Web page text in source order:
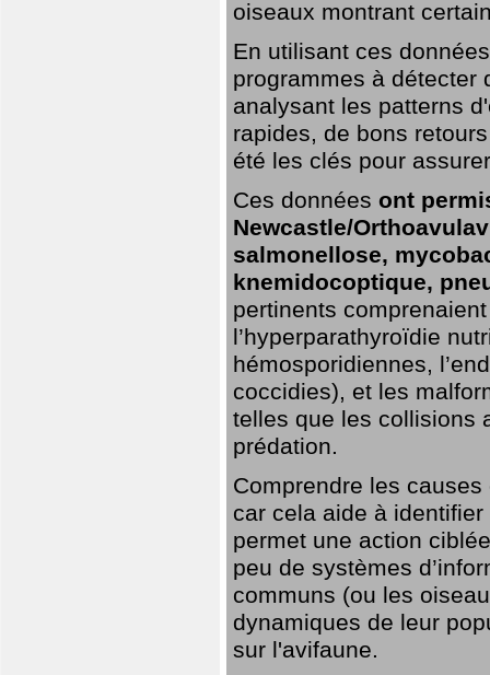
oiseaux montrant
En utilisant ces
programmes à détecter
analysant les patterns
rapides, de bons
été les clés pour
Ces données ont
Newcastle/
salmonellose,
knemidocoptique,
pertinents
l’hyperparathyroïdie
hémosporidiennes,
coccidies), et les
telles que les collisions
prédation.
Comprendre les
car cela aide à
permet une action
peu de systèmes
communs (ou les
dynamiques de leur
sur l'avifaune.